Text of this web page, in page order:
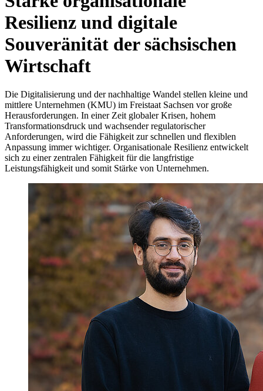
Resilienz und digitale
Souveränität der sächsischen
Wirtschaft
Die Digitalisierung und der nachhaltige Wandel stellen kleine und
mittlere Unternehmen (KMU) im Freistaat Sachsen vor große
Herausforderungen. In einer Zeit globaler Krisen, hohem
Transformationsdruck und wachsender regulatorischer
Anforderungen, wird die Fähigkeit zur schnellen und flexiblen
Anpassung immer wichtiger. Organisationale Resilienz entwickelt
sich zu einer zentralen Fähigkeit für die langfristige
Leistungsfähigkeit und somit Stärke von Unternehmen.